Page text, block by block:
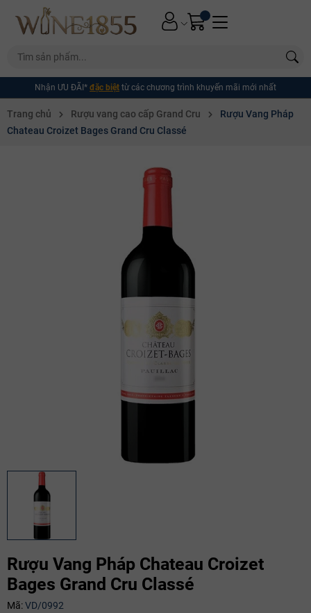
Nhận ƯU ĐÃI* đặc biệt từ các chương trình khuyến mãi mới nhất
Trang chủ Rượu vang cao cấp Grand Cru
Rượu Vang Pháp
Chateau Croizet Bages Grand Cru Classé
Rượu Vang Pháp Chateau Croizet
Bages Grand Cru Classé
Mã:VD/0992
Mã giảm giá: